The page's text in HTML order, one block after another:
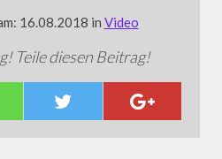
16.08.2018 in Video
Teile diesen Beitrag!